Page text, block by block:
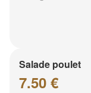
Salade poulet
7.50 €